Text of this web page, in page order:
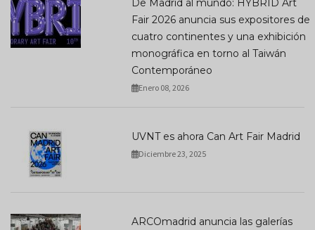
De Madrid al mundo: HYBRID Art
Fair 2026 anuncia sus expositores de
cuatro continentes y una exhibición
monográfica en torno al Taiwán
Contemporáneo
Enero 08, 2026
UVNT es ahora Can Art Fair Madrid
Diciembre 23, 2025
ARCOmadrid anuncia las galerías